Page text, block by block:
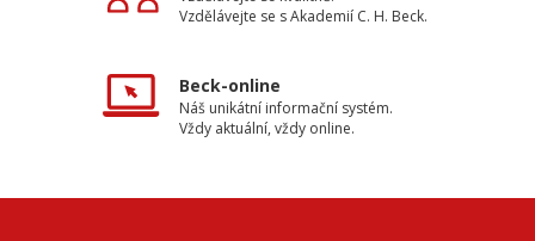
Vzdělávejte se s Akademií C. H. Beck.
Beck-online
Náš unikátní informační systém.
Vždy aktuální, vždy online.